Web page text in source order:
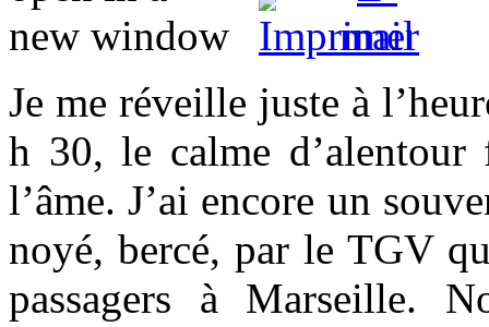
Je me réveille juste à
h 30, le calme
l’âme. J’ai encore un
noyé, bercé, par le TGV
passagers à Marseille.